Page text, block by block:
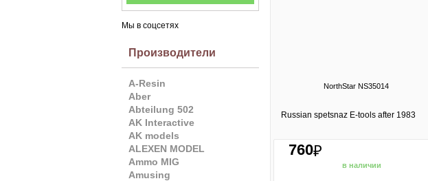
Мы в соцсетях
Производители
A-Resin
Aber
Abteilung 502
AK Interactive
AK models
ALEXEN MODEL
Ammo MIG
Amusing
NorthStar NS35014
Russian spetsnaz E-tools after 1983
760₽
в наличии